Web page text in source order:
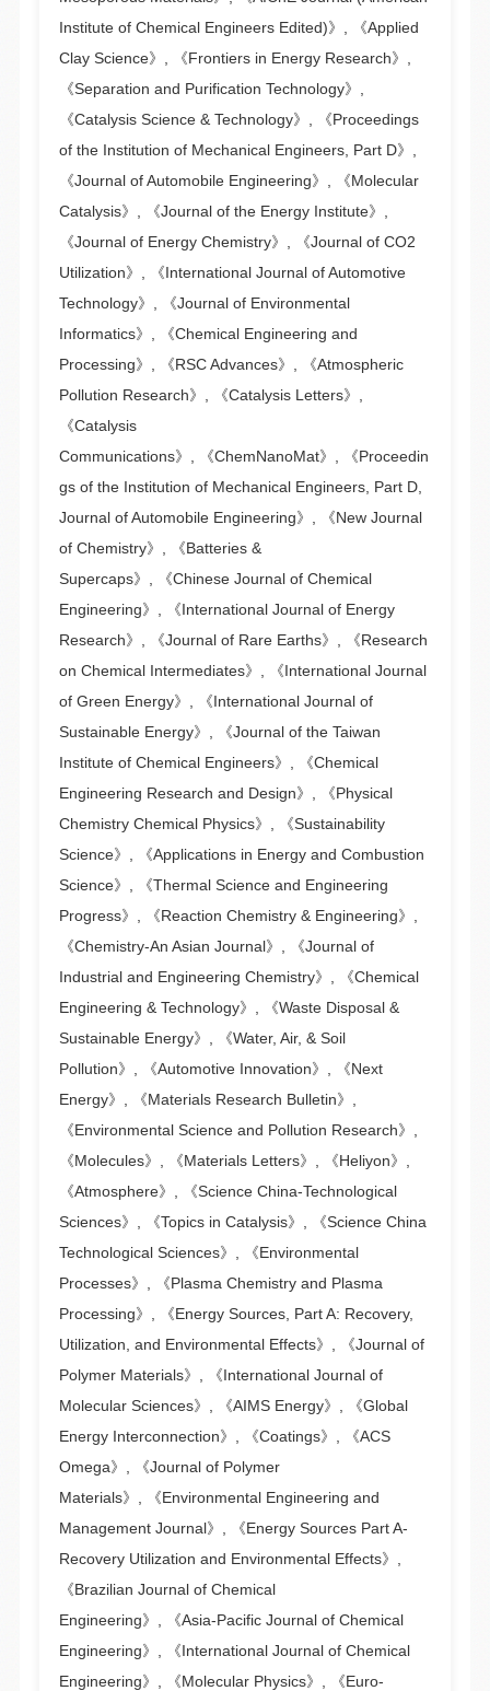
Institute of Chemical Engineers Edited)》, 《Applied
Clay Science》, 《Frontiers in Energy Research》,
《Separation and Purification Technology》,
《Catalysis Science & Technology》, 《Proceedings
of the Institution of Mechanical Engineers, Part D》,
《Journal of Automobile Engineering》, 《Molecular
Catalysis》, 《Journal of the Energy Institute》,
《Journal of Energy Chemistry》, 《Journal of CO2
Utilization》, 《International Journal of Automotive
Technology》, 《Journal of Environmental
Informatics》, 《Chemical Engineering and
Processing》, 《RSC Advances》, 《Atmospheric
Pollution Research》, 《Catalysis Letters》,
《Catalysis
Communications》, 《ChemNanoMat》, 《Proceedin
gs of the Institution of Mechanical Engineers, Part D,
Journal of Automobile Engineering》, 《New Journal
of Chemistry》, 《Batteries &
Supercaps》, 《Chinese Journal of Chemical
Engineering》, 《International Journal of Energy
Research》, 《Journal of Rare Earths》, 《Research
on Chemical Intermediates》,
《International Journal
of Green Energy》,
《International Journal of
Sustainable Energy》, 《Journal of the Taiwan
Institute of Chemical Engineers》, 《Chemical
Engineering Research and Design》, 《Physical
Chemistry Chemical Physics》, 《Sustainability
Science》, 《Applications in Energy and Combustion
Science》, 《Thermal Science and Engineering
Progress》, 《Reaction Chemistry & Engineering》,
《Chemistry-An Asian Journal》, 《Journal of
Industrial and Engineering Chemistry》, 《Chemical
Engineering & Technology》, 《Waste Disposal &
Sustainable Energy》, 《Water, Air, & Soil
Pollution》, 《Automotive Innovation》, 《Next
Energy》, 《Materials Research Bulletin》,
《Environmental Science and Pollution Research》,
《Molecules》, 《Materials Letters》, 《Heliyon》,
《Atmosphere》, 《Science China-Technological
Sciences》, 《Topics in Catalysis》, 《Science China
Technological Sciences》, 《Environmental
Processes》, 《Plasma Chemistry and Plasma
Processing》, 《Energy Sources, Part A: Recovery,
Utilization, and Environmental Effects》, 《Journal of
Polymer Materials》, 《International Journal of
Molecular Sciences》, 《AIMS Energy》, 《Global
Energy Interconnection》, 《Coatings》, 《ACS
Omega》, 《Journal of Polymer
Materials》, 《Environmental Engineering and
Management Journal》, 《Energy Sources Part A-
Recovery Utilization and Environmental Effects》,
《Brazilian Journal of Chemical
Engineering》, 《Asia-Pacific Journal of Chemical
Engineering》, 《International Journal of Chemical
Engineering》, 《Molecular Physics》, 《Euro-